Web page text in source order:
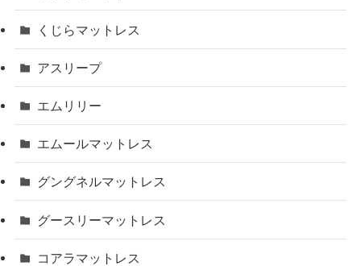
くじらマットレス
アスリープ
エムリリー
エムールマットレス
グングネルマットレス
グースリーマットレス
コアラマットレス